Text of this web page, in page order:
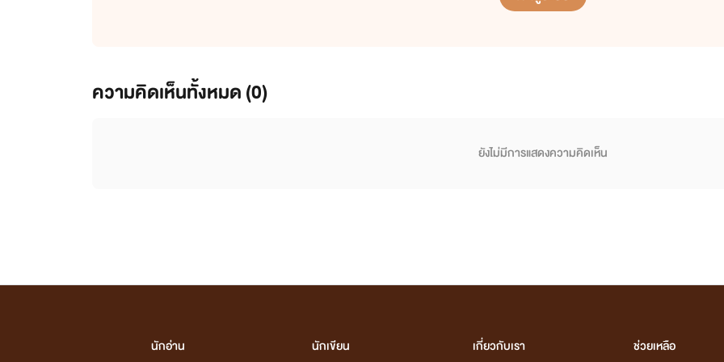
ความคิดเห็นทั้งหมด (0)
ยังไม่มีการแสดงความคิดเห็น
นักอ่าน นักเขียน เกี่ยวกับเรา ช่วยเหลือ